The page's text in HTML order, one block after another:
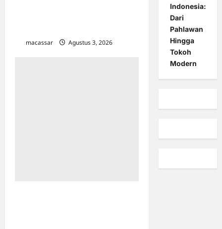
macassar Agustus 3, 2026
Indonesia:
Dari
Pahlawan
Hingga
Tokoh
Modern